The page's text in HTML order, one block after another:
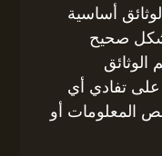
أساسية
صحيح
الوثائق
على تفادي أي
المعلومات أو